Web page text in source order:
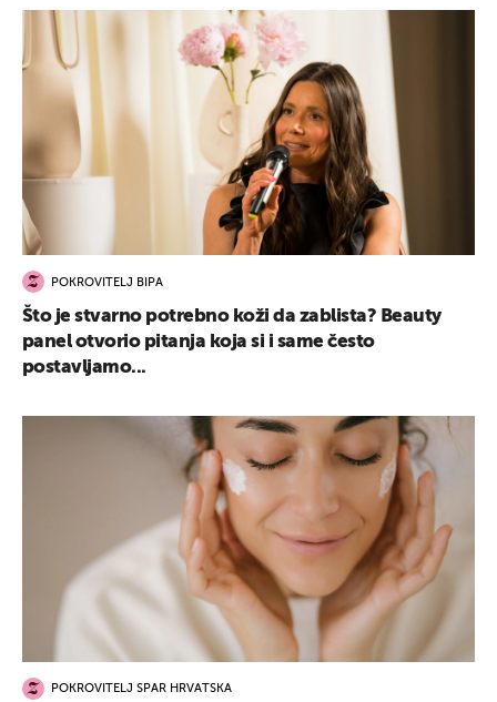
POKROVITELJ BIPA
Što je stvarno potrebno koži da zablista? Beauty
panel otvorio pitanja koja si i same često
postavljamo...
POKROVITELJ SPAR HRVATSKA